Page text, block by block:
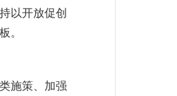
以开放促创
。
施策、加强